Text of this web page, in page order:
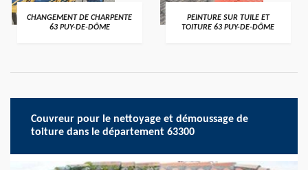
CHANGEMENT DE CHARPENTE
63 PUY-DE-DÔME
PEINTURE SUR TUILE ET
TOITURE 63 PUY-DE-DÔME
Couvreur pour le nettoyage et démoussage de
toiture dans le département 63300